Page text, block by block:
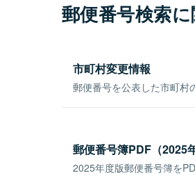
郵便番号検索
市町村変更情報
郵便番号を公表した市町村
郵便番号簿PDF（2025
2025年度版郵便番号簿を